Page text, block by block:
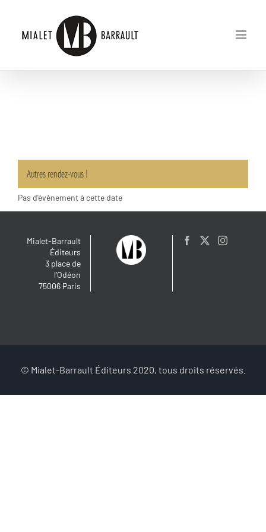
Autres rendez-vous !
Pas d'évènement à cette date
Mialet-Barrault
Éditeurs
3 place de
l’Odéon
75006 Paris
© Mialet-Barrault Éditeurs 2020, tous droits réservés.